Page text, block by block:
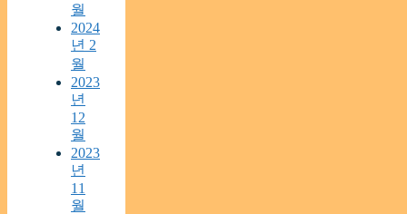
월
2024
년 2
월
2023
년
12
월
2023
년
11
월